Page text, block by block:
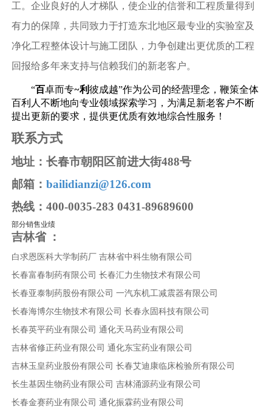
工。企业良好的人才梯队，使企业的信誉和工程质量得到
有力的保障，共同致力于打造东北地区最专业的实验室及
净化工程整体设计与施工团队，力争创建出更优质的工程
回报给多年来支持与信赖我们的新老客户。
“百卓而专~利彼成越”作为公司的经营理念，鞭策全体
百利人不断地向专业领域探索学习，为满足新老客户不断
提出更新的要求，提供更优质有效地综合性服务！
联系方式
地址：长春市朝阳区前进大街488号
邮箱：bailidianzi@126.com
热线：400-0035-283 0431-89689600
部分销售业绩
吉林省 ：
白求恩医科大学制药厂 吉林省中科生物有限公司
长春富春制药有限公司 长春汇力生物技术有限公司
长春亚泰制药股份有限公司 一汽东机工减震器有限公司
长春海博尔生物技术有限公司 长春永固科技有限公司
长春英平药业有限公司 通化天马药业有限公司
吉林省修正药业有限公司 通化东宝药业有限公司
吉林玉皇药业股份有限公司 长春艾迪康临床检验所有限公司
长生基因生物药业有限公司 吉林涌源药业有限公司
长春金赛药业有限公司 通化振霖药业有限公司